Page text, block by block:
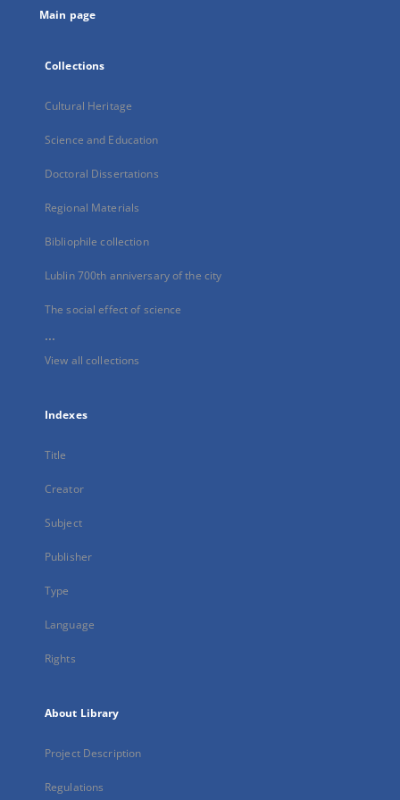
Main page
Collections
Cultural Heritage
Science and Education
Doctoral Dissertations
Regional Materials
Bibliophile collection
Lublin 700th anniversary of the city
The social effect of science
...
View all collections
Indexes
Title
Creator
Subject
Publisher
Type
Language
Rights
About Library
Project Description
Regulations